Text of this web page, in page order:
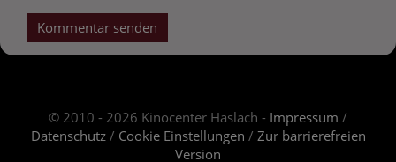
Kommentar senden
© 2010 - 2026 Kinocenter Haslach - Impressum /
Datenschutz/ Cookie Einstellungen / Zur barrierefreien
Version